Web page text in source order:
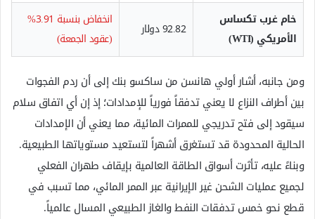
خام غرب تكساس
الأمريكي (WTI)
92.82 دولار
انخفاض بنسبة 3.91%
(عقود الجمعة)
ومن جانبه، أشار أولي هانسن من ساكسو بنك إلى أن ردم الفجوات
بين أطراف النزاع لا يعني تدفقاً فورياً للإمدادات؛ إذ إن أي اتفاق سلام
سيقود إلى فتح تدريجي للممرات المائية، مما يعني أن الإمدادات
الحالية المحدودة قد تستغرق أشهراً لتستعيد مستوياتها الطبيعية.
وبناءً عليه، تأثرت أسواق الطاقة العالمية بإيقاف طهران الفعلي
لجميع عمليات الشحن غير الإيرانية عبر الممر المائي، مما تسبب في
قطع نحو خمس تدفقات النفط والغاز الطبيعي المسال عالمياً.